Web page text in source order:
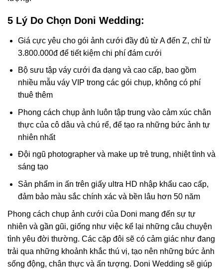
5 Lý Do Chọn Doni Wedding:
Giá cực yêu cho gói ảnh cưới đầy đủ từ A đến Z, chỉ từ
3.800.000đ để tiết kiệm chi phí đám cưới
Bộ sưu tập váy cưới đa dạng và cao cấp, bao gồm
nhiều mẫu váy VIP trong các gói chụp, không có phí
thuê thêm
Phong cách chụp ảnh luôn tập trung vào cảm xúc chân
thực của cô dâu và chú rể, để tạo ra những bức ảnh tự
nhiên nhất
Đội ngũ photographer và make up trẻ trung, nhiệt tình và
sáng tạo
Sản phẩm in ấn trên giấy ultra HD nhập khẩu cao cấp,
đảm bảo màu sắc chính xác và bền lâu hơn 50 năm
Phong cách chụp ảnh cưới của Doni mang đến sự tự
nhiên và gần gũi, giống như việc kể lại những câu chuyện
tình yêu đời thường. Các cặp đôi sẽ có cảm giác như đang
trải qua những khoảnh khắc thú vị, tạo nên những bức ảnh
sống động, chân thực và ấn tượng. Doni Wedding sẽ giúp